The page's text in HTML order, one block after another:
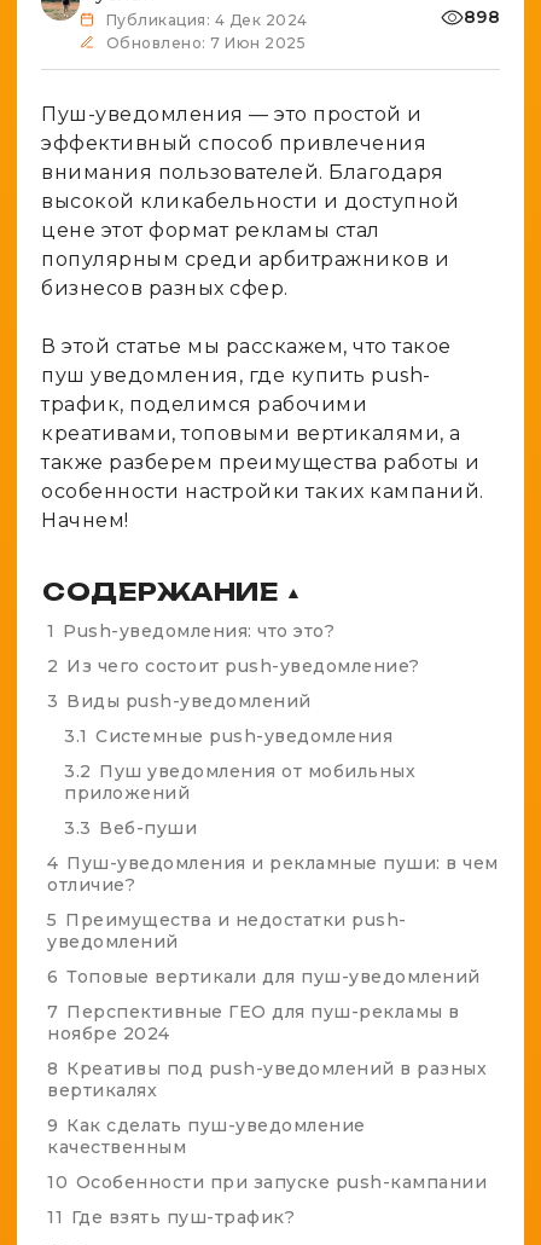
Крипто
Адалт
Spy-сервисы
Вайты
Аккаунты
Проверка анонимности
Генератор личности
Публикация: 4 Дек 2024
Обновлено: 7 Июн 2025
898
Пуш-уведомления — это простой и
эффективный способ привлечения
внимания пользователей. Благодаря
высокой кликабельности и доступной
цене этот формат рекламы стал
популярным среди арбитражников и
бизнесов разных сфер.
В этой статье мы расскажем, что такое
пуш уведомления, где купить push-
трафик, поделимся рабочими
креативами, топовыми вертикалями, а
также разберем преимущества работы и
особенности настройки таких кампаний.
Начнем!
СОДЕРЖАНИЕ ▲
1 Push-уведомления: что это?
2 Из чего состоит push-уведомление?
3 Виды push-уведомлений
3.1 Системные push-уведомления
3.2 Пуш уведомления от мобильных
приложений
3.3 Веб-пуши
4 Пуш-уведомления и рекламные пуши: в чем
отличие?
5 Преимущества и недостатки push-
уведомлений
6 Топовые вертикали для пуш-уведомлений
7 Перспективные ГЕО для пуш-рекламы в
ноябре 2024
8 Креативы под push-уведомлений в разных
вертикалях
9 Как сделать пуш-уведомление
качественным
10 Особенности при запуске push-кампании
11 Где взять пуш-трафик?